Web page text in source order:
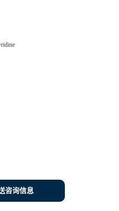
咨询信息